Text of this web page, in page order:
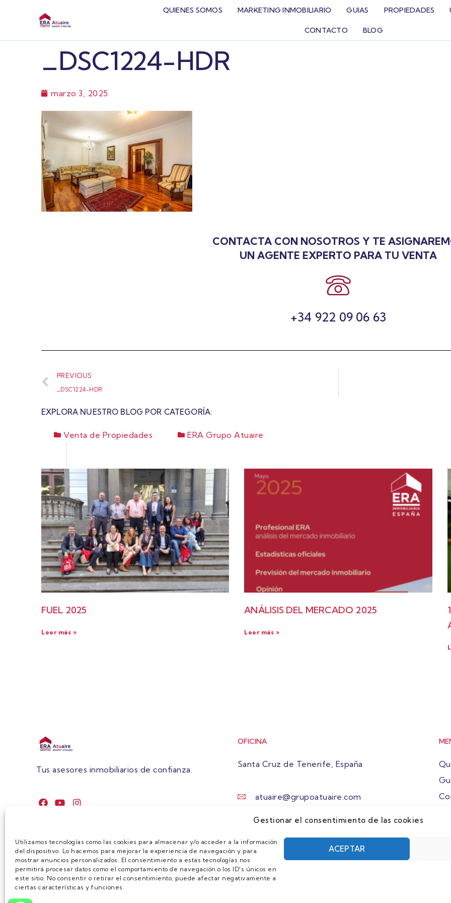
Gestionar el consentimiento de las cookies
Utilizamos tecnologías como las cookies para almacenar y/o acceder a la información
del dispositivo. Lo hacemos para mejorar la experiencia de navegación y para
mostrar anuncios personalizados. El consentimiento a estas tecnologías nos
permitirá procesar datos como el comportamiento de navegación o los ID's únicos en
este sitio. No consentir o retirar el consentimiento, puede afectar negativamente a
ciertas características y funciones.
ACEPTAR
QUIENES SOMOS MARKETING INMOBILIARIO GUIAS PROPIEDADES
CONTACTO BLOG
_DSC1224-HDR
marzo 3, 2025
CONTACTA CON NOSOTROS Y TE
UN AGENTE EXPERTO PARA TU VENTA
+34 922 09 06 63
PREVIOUS
_DSC1224-HDR
EXPLORA NUESTRO BLOG POR CATEGORÍA:
Venta de Propiedades ERA Grupo Atuaire
FUEL 2025
Leer más »
ANÁLISIS DEL MERCADO 2025
Leer más »
Tus asesores inmobiliarios de confianza.
OFICINA
Santa Cruz de Tenerife, España
atuaire@grupoatuaire.com